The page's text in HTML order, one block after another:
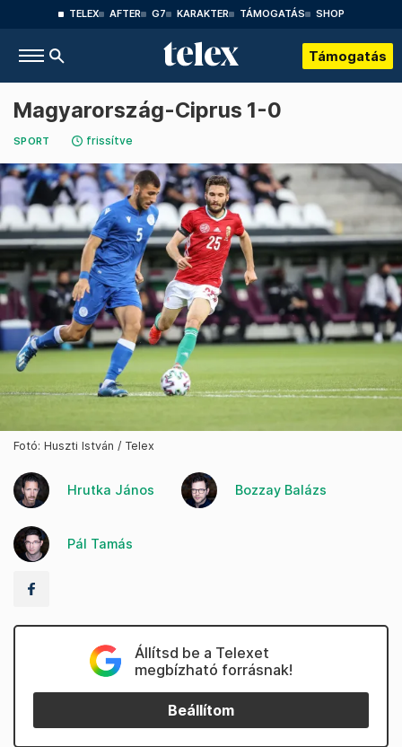
TELEX AFTER G7 KARAKTER TÁMOGATÁS SHOP
Támogatás
Magyarország-Ciprus 1-0
SPORT frissítve
Fotó: Huszti István / Telex
Hrutka János Bozzay Balázs
Pál Tamás
Állítsd be a Telexet
megbízható forrásnak!
Beállítom